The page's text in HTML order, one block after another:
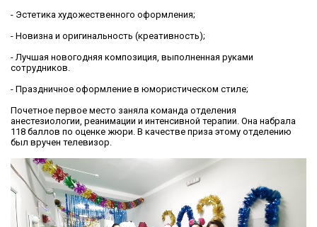
- Эстетика художественного оформления;
- Новизна и оригинальность (креативность);
- Лучшая новогодняя композиция, выполненная руками
сотрудников.
- Праздничное оформление в юмористическом стиле;
Почетное первое место заняла команда отделения
анестезиологии, реанимации и интенсивной терапии. Она набрала
118 баллов по оценке жюри. В качестве приза этому отделению
был вручен телевизор.